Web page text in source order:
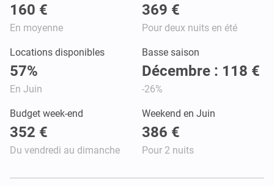
160 €
En moyenne
369 €
Pour deux nuits en été
Locations disponibles
57%
En Juin
Basse saison
Décembre : 118 €
-26%
Budget week-end
352 €
Du vendredi au dimanche
Weekend en Juin
386 €
Pour 2 nuits